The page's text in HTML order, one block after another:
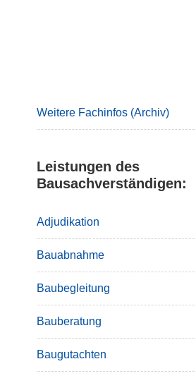
Weitere Fachinfos (Archiv)
Leistungen des
Bausachverständigen:
Adjudikation
Bauabnahme
Baubegleitung
Bauberatung
Baugutachten